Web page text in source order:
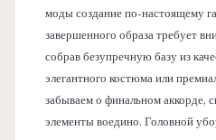
моды создание по-настоящему
завершенного образа требует
собрав безупречную базу из
элегантного костюма или
забываем о финальном аккорде,
элементы воедино. Головной